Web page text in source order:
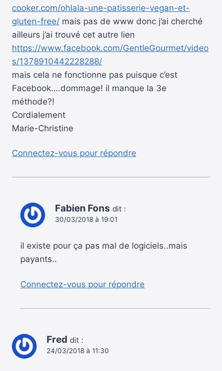
cooker.com/ohlala-une-patisserie-vegan-et-
gluten-free/ mais pas de www donc j’ai cherché
ailleurs j’ai trouvé cet autre lien
https://www.facebook.com/GentleGourmet/video
s/1378910442228288/
mais cela ne fonctionne pas puisque c’est
Facebook….dommage! il manque la 3e
méthode?!
Cordialement
Marie-Christine
Connectez-vous pour répondre
Fabien Fons dit :
30/03/2018 à 19:01
il existe pour ça pas mal de logiciels..mais
payants..
Connectez-vous pour répondre
Fred dit :
24/03/2018 à 11:30